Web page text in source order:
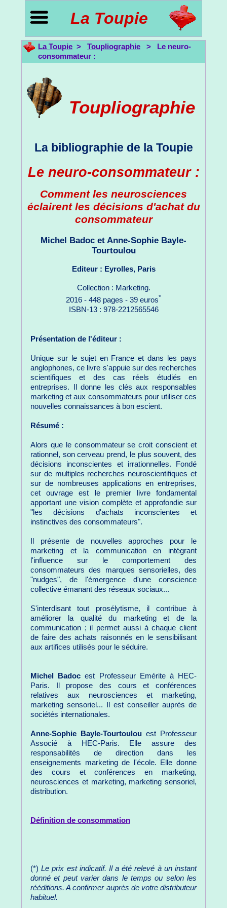
La Toupie
La Toupie > Toupliographie > Le neuro-
consommateur :
Toupliographie
La bibliographie de la Toupie
Le neuro-consommateur :
Comment les neurosciences
éclairent les décisions d'achat du
consommateur
Michel Badoc et Anne-Sophie Bayle-
Tourtoulou
Editeur : Eyrolles, Paris
Collection : Marketing.
2016 - 448 pages - 39 euros*
ISBN-13 : 978-2212565546
Présentation de l'éditeur :
Unique sur le sujet en France et dans les pays
anglophones, ce livre s'appuie sur des recherches
scientifiques et des cas réels étudiés en
entreprises. Il donne les clés aux responsables
marketing et aux consommateurs pour utiliser ces
nouvelles connaissances à bon escient.
Résumé :
Alors que le consommateur se croit conscient et
rationnel, son cerveau prend, le plus souvent, des
décisions inconscientes et irrationnelles. Fondé
sur de multiples recherches neuroscientifiques et
sur de nombreuses applications en entreprises,
cet ouvrage est le premier livre fondamental
apportant une vision complète et approfondie sur
"les décisions d'achats inconscientes et
instinctives des consommateurs".
Il présente de nouvelles approches pour le
marketing et la communication en intégrant
l'influence sur le comportement des
consommateurs des marques sensorielles, des
"nudges", de l'émergence d'une conscience
collective émanant des réseaux sociaux...
S'interdisant tout prosélytisme, il contribue à
améliorer la qualité du marketing et de la
communication ; il permet aussi à chaque client
de faire des achats raisonnés en le sensibilisant
aux artifices utilisés pour le séduire.
Michel Badoc est Professeur Emérite à HEC-
Paris. Il propose des cours et conférences
relatives aux neurosciences et marketing,
marketing sensoriel... Il est conseiller auprès de
sociétés internationales.
Anne-Sophie Bayle-Tourtoulou est Professeur
Associé à HEC-Paris. Elle assure des
responsabilités de direction dans les
enseignements marketing de l'école. Elle donne
des cours et conférences en marketing,
neurosciences et marketing, marketing sensoriel,
distribution.
Définition de consommation
(*)Le prix est indicatif. Il a été relevé à un instant
donné et peut varier dans le temps ou selon les
rééditions. A confirmer auprès de votre distributeur
habituel.